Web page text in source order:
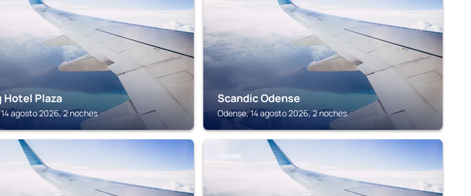
Hotel Plaza
agosto 2026, 2 noches
Scandic Odense
Odense, 14 agosto 2026, 2 noches
ODENSE